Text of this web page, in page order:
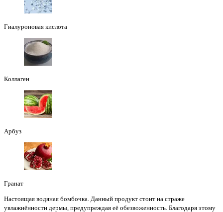
Гиалуроновая кислота
Коллаген
Арбуз
Гранат
Настоящая водяная бомбочка. Данный продукт стоит на страже
увлажнённости дермы, предупреждая её обезвоженность. Благодаря этому